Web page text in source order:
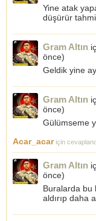
Yine atak
düşürür
Gram Altın
önce)
Geldik yine
Gram Altın
önce)
Gülümseme
Acar_acariçin
Gram Altın
önce)
Buralarda bu
aldırıp daha